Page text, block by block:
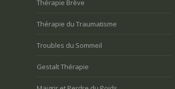
Thérapie Brève
Thérapie du Traumatisme
Troubles du Sommeil
Gestalt Thérapie